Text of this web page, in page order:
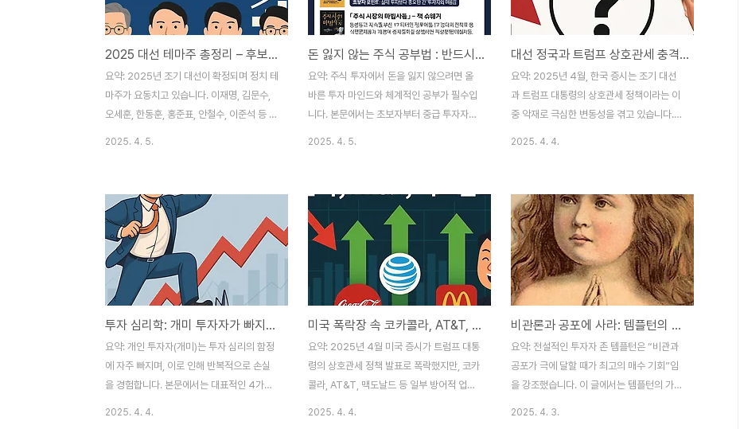
2025 대선 테마주 총정리 – 후보별 종목과 투자 유의사항
요약: 2025년 조기 대선이 확정되며 정치 테
마주가 요동치고 있습니다. 이재명, 김문수,
오세훈, 한동훈, 홍준표, 안철수, 이준석 등 주
홍준표 관련 테마주6. 안철수 관련 테마주7.
이준석 관련 테마주📌 1. 이재명 관련 테마주
이재명 더불어민주당 대표는 야권의 가장 강
력한 대선 후보로 꼽히며, 관련 테마주가 다
시 주목받고 있습니다. 오리엔트정공은 이 대
표가 과거 노동자로 일했던 인연이 있으며,
2017년 대선 출마 선언 장소이기도 했습니
다.오리엔트정공: 주가는 탄핵 이슈로 급등했
다가 하루 만에 15% 급락. 대표이사..
2025. 4. 5.
돈 잃지 않는 주식 공부법 : 반드시 읽어야 할 도서 리스트
요약: 주식 투자에서 돈을 잃지 않으려면 올
바른 투자 마인드와 체계적인 공부가 필수입
니다. 본문에서는 초보자부터 중급 투자자까
자 고전과 실전형 도서 7권을 엄선했습니다.
각 도서는 투자 마인드부터 실전 전략까지 모
두 담고 있습니다.📚 추천 도서 목록『현명한
투자자』 – 벤저민 그레이엄『워런 버핏의 주
주 서한』『주식투자 무작정 따라하기』 – 윤재
수『주식 시장의 마법사들』 – 잭 슈웨거『월가
의 영웅』 – 피터 린치『경제지표 정독법』 – 김
영익『마흔 살에 시작하는 주식 공부 5일 완
성』 – 박민수*공모주 투자에서 저지르기 쉬
운 실수 ..
2025. 4. 5.
대선 정국과 트럼프 상호관세 충격 – 투자 기회와 리스크 분석
요약: 2025년 4월, 한국 증시는 조기 대선
과 트럼프 대통령의 상호관세 정책이라는 이
중 악재로 극심한 변동성을 겪고 있습니다.
대선과 관세 정책이 한국 증시에 미치는 영
향, 테마주별 투자 전략, 환율과 외국인 투자
자 동향, 대선 이후 대응법까지 구체적으로
안내합니다.📉 조기 대선과 트럼프 관세 폭
탄, 한국 증시는 어디로 가나?2025년 4월
4일, 한국 증시는 연이은 악재에 휘청이고 있
습니다.✅ 국내 변수: 헌법재판소 판결로 윤
석열 대통령이 직위 상실, 60일 내 조기 대선
실시✅ 국제 변수: 미국 트럼프 대통령이 전
세계를..
2025. 4. 4.
투자 심리학: 개미 투자자가 빠지는 4가지 함정과 해결책
요약: 개인 투자자(개미)는 투자 심리의 함정
에 자주 빠지며, 이로 인해 반복적으로 손실
을 경험합니다. 본문에서는 대표적인 4가지
2025. 4. 4.
미국 폭락장 속 코카콜라, AT&T, 맥도날드 등 강세 이유
요약: 2025년 4월 미국 증시가 트럼프 대통
령의 상호관세 정책 발표로 폭락했지만, 코카
콜라, AT&T, 맥도날드 등 일부 방어적 업종
2025. 4. 4.
비관론과 공포에 사라: 템플턴의 가치투자 전략을 따라서
요약: 전설적인 투자자 존 템플턴은 “비관과
공포가 극에 달할 때가 최고의 매수 기회”임
을 강조했습니다. 이 글에서는 템플턴의 가치
2025. 4. 3.